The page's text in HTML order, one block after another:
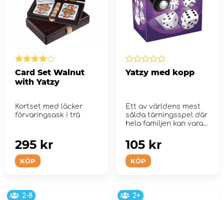
Card Set Walnut
with Yatzy
Kortset med läcker
förvaringsask i trä
KÖP
295 kr
Yatzy med kopp
Ett av världens mest
sålda tärningsspel där
hela familjen kan vara
KÖP
105 kr
2-8 2+